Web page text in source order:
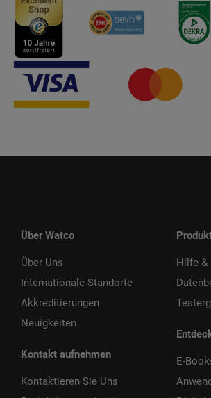
Über Watco
Über Uns
Internationale Standorte
Akkreditierungen
Neuigkeiten
Kontakt aufnehmen
Kontaktieren Sie Uns
Hilfe &
E-